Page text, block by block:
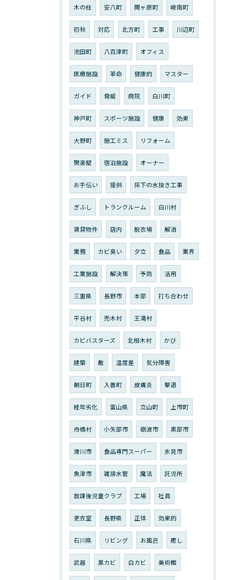
木の柱 安八町 関ヶ原町 岐南町
初秋 対応 北方町 工事 川辺町
池田町 八百津町 オフィス
医療施設 革命 健康的 マスター
ガイド 脅威 病院 白川町
神戸町 スポーツ施設 健康 効果
大野町 施工ミス リフォーム
聚楽壁 宿泊施設 オーナー
お手伝い 提供 床下の水抜き工事
ぎふし トランクルーム 白川村
賃貸物件 店内 脱衣場 解消
業務 カビ臭い 夕立 食品 業界
工業施設 解決策 予防 活用
三重県 長野市 本部 打ち合わせ
平谷村 売木村 王滝村
カビバスターズ 北相木村 かび
建築 敵 温度差 気分障害
朝日町 入善町 皮膚炎 撃退
経年劣化 富山県 立山町 上市町
舟橋村 小矢部市 砺波市 黒部市
滑川市 食品専門スーパー 氷見市
魚津市 雑排水管 魔法 託児所
放課後児童クラブ 工場 社員
更衣室 長野県 正体 効果的
石川県 リビング お風呂 癒し
武器 黒カビ 白カビ 美術館